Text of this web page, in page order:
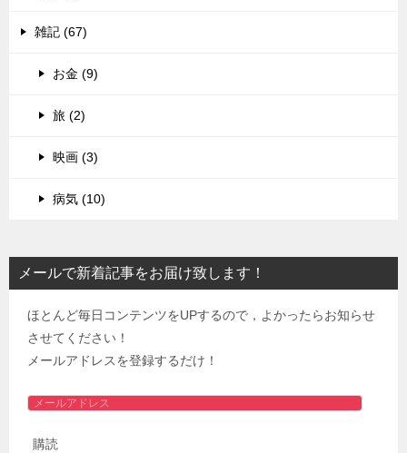
雑記 (67)
お金 (9)
旅 (2)
映画 (3)
病気 (10)
メールで新着記事をお届け致します！
ほとんど毎日コンテンツをUPするので，よかったらお知らせ
させてください！
メールアドレスを登録するだけ！
メ
ル
購読